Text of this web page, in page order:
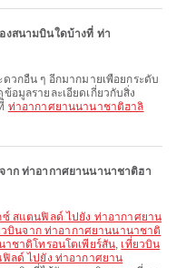
งสนามบินใดบ้างที่ ท่า
มูลรายละเอียดเกี่ยวกับสิ่ง
ท่าอากาศยานนานาชาติฮาลิ
าก ท่าอากาศยานนานาชาติฮา
วบินจาก ท่าอากาศยานนานาชาติ
ชาติโทรอนโตเพียร์สัน, เที่ยวบิน
ลด์ ไปยัง ท่าอากาศยาน